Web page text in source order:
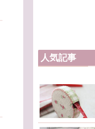
人気記事